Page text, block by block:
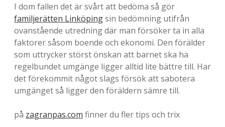
t
.
I dom fallen det är svårt att bedöma så gör
familjerätten Linköpingsin bedömning utifrån
ovanstående utredning där man försöker ta in alla
faktorer såsom boende och ekonomi. Den förälder
som uttrycker störst önskan att barnet ska ha
regelbundet umgänge ligger alltid lite bättre till. Har
det förekommit något slags försök att sabotera
umgänget så ligger den föräldern sämre till.
på zagranpas.com finner du fler tips och trix